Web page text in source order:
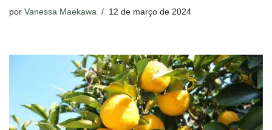
por Vanessa Maekawa 12 de março de 2024